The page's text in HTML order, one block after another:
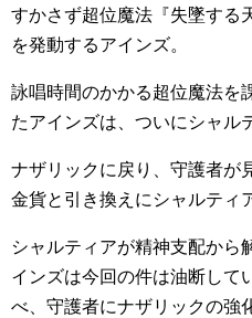
すかさず超位魔法『失墜する
を発動するアインズ。
詠唱時間のかかる超位魔法を
たアインズは、ついにシャル
ナザリックに戻り、守護者が
金貨と引き換えにシャルティ
シャルティアが精神支配から
インズは今回の件は油断して
べ、守護者にナザリックの強